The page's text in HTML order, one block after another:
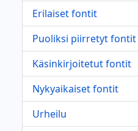
Erilaiset fontit
Puoliksi piirretyt fontit
Käsinkirjoitetut fontit
Nykyaikaiset fontit
Urheilu